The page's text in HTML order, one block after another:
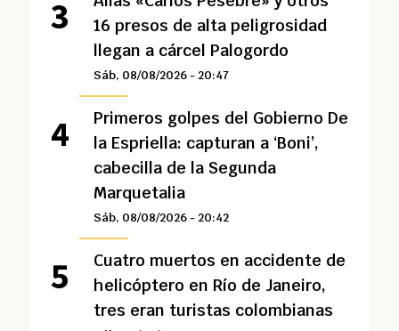
16 presos de alta peligrosidad
llegan a cárcel Palogordo
Sáb, 08/08/2026 - 20:47
Primeros golpes del Gobierno De
la Espriella: capturan a ‘Boni’,
cabecilla de la Segunda
Marquetalia
Sáb, 08/08/2026 - 20:42
Cuatro muertos en accidente de
helicóptero en Río de Janeiro,
tres eran turistas colombianas